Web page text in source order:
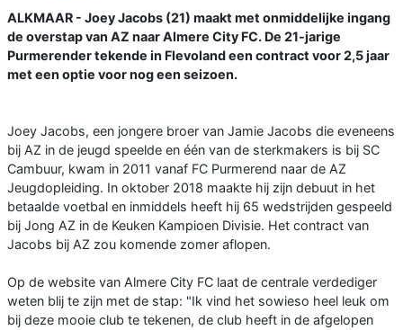
ALKMAAR - Joey Jacobs (21) maakt met onmiddelijke ingang
de overstap van AZ naar Almere City FC. De 21-jarige
Purmerender tekende in Flevoland een contract voor 2,5 jaar
met een optie voor nog een seizoen.
Joey Jacobs, een jongere broer van Jamie Jacobs die eveneens
bij AZ in de jeugd speelde en één van de sterkmakers is bij SC
Cambuur, kwam in 2011 vanaf FC Purmerend naar de AZ
Jeugdopleiding. In oktober 2018 maakte hij zijn debuut in het
betaalde voetbal en inmiddels heeft hij 65 wedstrijden gespeeld
bij Jong AZ in de Keuken Kampioen Divisie. Het contract van
Jacobs bij AZ zou komende zomer aflopen.
Op de website van Almere City FC laat de centrale verdediger
weten blij te zijn met de stap: "Ik vind het sowieso heel leuk om
bij deze mooie club te tekenen, de club heeft in de afgelopen